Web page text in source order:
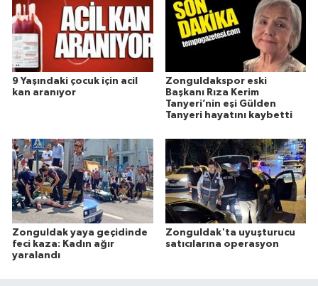
9 Yaşındaki çocuk için acil
kan aranıyor
Zonguldakspor eski
Başkanı Rıza Kerim
Tanyeri’nin eşi Gülden
Tanyeri hayatını kaybetti
Zonguldak yaya geçidinde
feci kaza: Kadın ağır
yaralandı
Zonguldak'ta uyuşturucu
satıcılarına operasyon